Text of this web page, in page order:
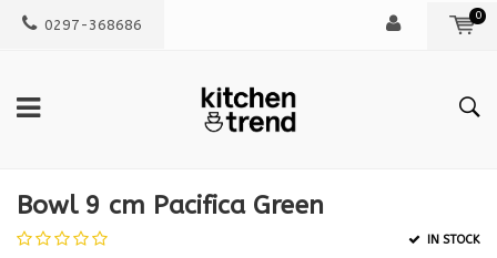
0297-368686
0
Bowl 9 cm Pacifica Green
IN STOCK